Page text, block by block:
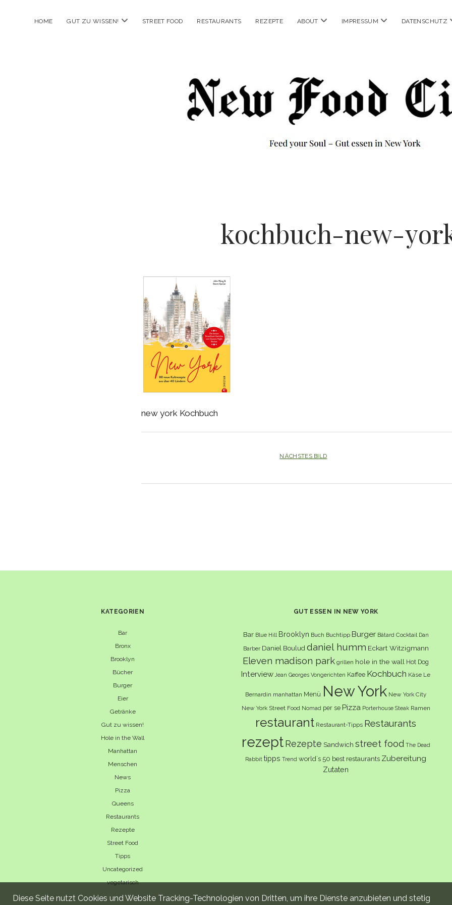
HOME GUT ZU WISSEN! Menü
STREET FOOD RESTAURANTS REZEPTE ABOUT Menü
IMPRESSUM Menü
DATENSCHUTZ
kochbuch-new-
new york Kochbuch
NÄCHSTES BILD
KATEGORIEN
Bar
Bronx
Brooklyn
Bücher
Burger
Eier
Getränke
Gut zu wissen!
Hole in the Wall
Manhattan
Menschen
News
Pizza
Queens
Restaurants
Rezepte
Street Food
Tipps
Uncategorized
vegetarisch
GUT ESSEN IN NEW YORK
Bar Blue Hill Brooklyn Buch Buchtipp Burger Bâtard Cocktail Dan
Barber Daniel Boulud daniel humm Eckart Witzigmann
Eleven madison park grillen hole in the wall Hot Dog
Interview Jean Georges Vongerichten Kaffee Kochbuch Käse Le
Bernardin manhattan Menü New York New York City
New York Street Food Nomad per se Pizza Porterhouse Steak Ramen
restaurant Restaurant-Tipps Restaurants
rezept Rezepte Sandwich street food The Dead
Rabbit tipps Trend world´s 50 best restaurants Zubereitung
Zutaten
Diese Seite nutzt Cookies und Website Tracking-Technologien von Dritten, um ihre Dienste anzubieten und stetig